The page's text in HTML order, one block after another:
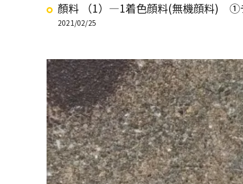
顏料 （1）―1着色顔料(無機顔料) ①
2021/02/25